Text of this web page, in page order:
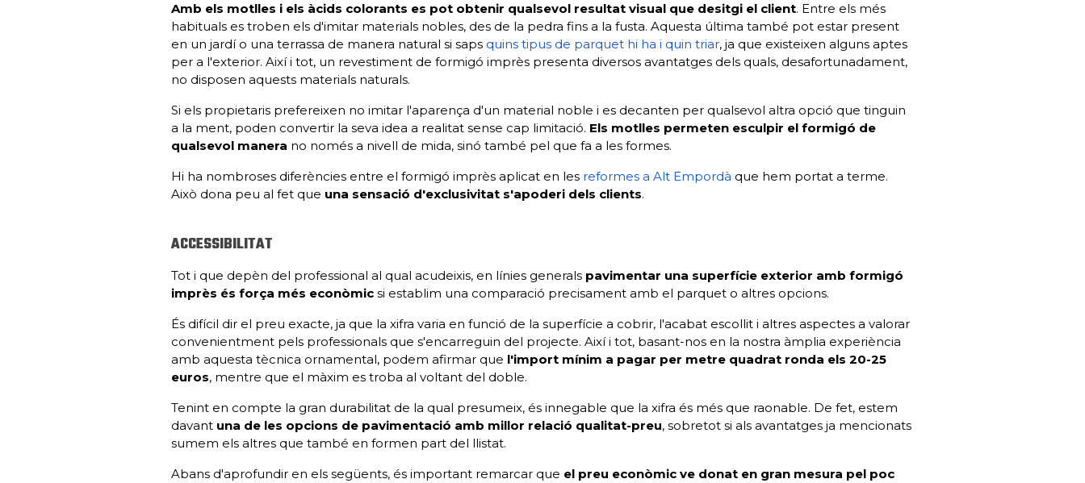
Amb els motlles i els àcids colorants es pot obtenir qualsevol resultat visual que desitgi el client. Entre els més
habituals es troben els d'imitar materials nobles, des de la pedra fins a la fusta. Aquesta última també pot estar present
en un jardí o una terrassa de manera natural si saps quins tipus de parquet hi ha i quin triar, ja que existeixen alguns aptes
per a l'exterior. Així i tot, un revestiment de formigó imprès presenta diversos avantatges dels quals, desafortunadament,
no disposen aquests materials naturals.
Si els propietaris prefereixen no imitar l'aparença d'un material noble i es decanten per qualsevol altra opció que tinguin
a la ment, poden convertir la seva idea a realitat sense cap limitació. Els motlles permeten esculpir el formigó de
qualsevol manera no només a nivell de mida, sinó també pel que fa a les formes.
Hi ha nombroses diferències entre el formigó imprès aplicat en les reformes a Alt Empordà que hem portat a terme.
Això dona peu al fet que una sensació d'exclusivitat s'apoderi dels clients.
ACCESSIBILITAT
Tot i que depèn del professional al qual acudeixis, en línies generals pavimentar una superfície exterior amb formigó
imprès és força més econòmic si establim una comparació precisament amb el parquet o altres opcions.
És difícil dir el preu exacte, ja que la xifra varia en funció de la superfície a cobrir, l'acabat escollit i altres aspectes a valorar
convenientment pels professionals que s'encarreguin del projecte. Així i tot, basant-nos en la nostra àmplia experiència
amb aquesta tècnica ornamental, podem afirmar que l'import mínim a pagar per metre quadrat ronda els 20-25
euros, mentre que el màxim es troba al voltant del doble.
Tenint en compte la gran durabilitat de la qual presumeix, és innegable que la xifra és més que raonable. De fet, estem
davant una de les opcions de pavimentació amb millor relació qualitat-preu, sobretot si als avantatges ja mencionats
sumem els altres que també en formen part del llistat.
Abans d'aprofundir en els següents, és important remarcar que el preu econòmic ve donat en gran mesura pel poc